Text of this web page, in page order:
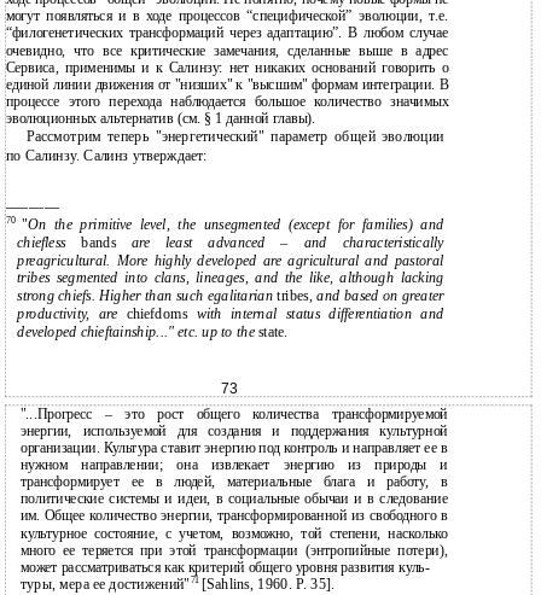
могут появляться и в ходе процессов “специфической” эволюции, т.е.
“филогенетических трансформаций через адаптацию”. В любом случае
очевидно, что все критические замечания, сделанные выше в адрес
Сервиса, применимы и к Салинзу: нет никаких оснований говорить о
единой линии движения от "низших" к "высшим" формам интеграции. В
процессе этого перехода наблюдается большое количество значимых
эволюционных альтернатив (см. § 1 данной главы).
Рассмотрим теперь "энергетический" параметр общей эволюции
по Салинзу. Салинз утверждает:
———————
70"On the primitive level, the unsegmented (except for families) and
chieflessbands are least advanced – and characteristically
preagricultural. More highly developed are agricultural and pastoral
tribes segmented into clans, lineages, and the like, although lacking
strong chiefs. Higher than such egalitariantribes, and based on greater
productivity, are chiefdoms with internal status differentiation and
developed chieftainship..." etc. up to the state.
73
"...Прогресс – это рост общего количества трансформируемой
энергии, используемой для создания и поддержания культурной
организации. Культура ставит энергию под контроль и направляет ее в
нужном направлении; она извлекает энергию из природы и
трансформирует ее в людей, материальные блага и работу, в
политические системы и идеи, в социальные обычаи и в следование
им. Общее количество энергии, трансформированной из свободного в
культурное состояние, с учетом, возможно, той степени, насколько
много ее теряется при этой трансформации (энтропийные потери),
может рассматриваться как критерий общего уровня развития куль-
туры, мера ее достижений"71[Sahlins, 1960. P. 35].